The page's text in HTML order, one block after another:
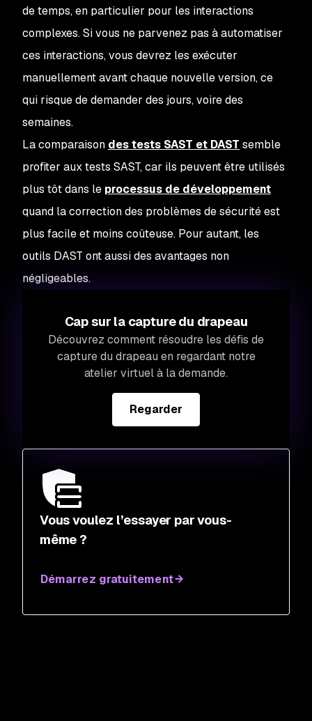
Vous voulez l’essayer par vous-
même ?
Démarrez gratuitement
de temps, en particulier pour les interactions
complexes. Si vous ne parvenez pas à automatiser
ces interactions, vous devrez les exécuter
manuellement avant chaque nouvelle version, ce
qui risque de demander des jours, voire des
semaines.
La comparaison des tests SAST et DAST semble
profiter aux tests SAST, car ils peuvent être utilisés
plus tôt dans le processus de développement
quand la correction des problèmes de sécurité est
plus facile et moins coûteuse. Pour autant, les
outils DAST ont aussi des avantages non
négligeables.
Cap sur la capture du drapeau
Découvrez comment résoudre les défis de
capture du drapeau en regardant notre
atelier virtuel à la demande.
Regarder